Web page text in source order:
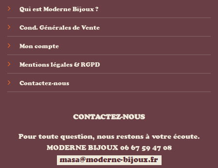
Qui est Moderne Bijoux ?
Cond. Générales de Vente
Mon compte
Mentions légales & RGPD
Contactez-nous
CONTACTEZ-NOUS
Pour toute question, nous restons à votre écoute.
MODERNE BIJOUX 06 67 59 47 08